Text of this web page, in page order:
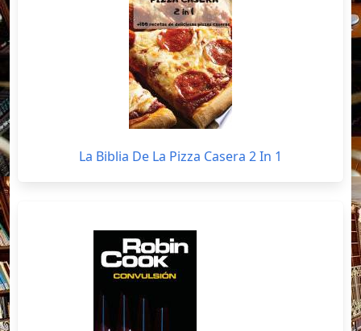
La Biblia De La Pizza Casera 2 In 1